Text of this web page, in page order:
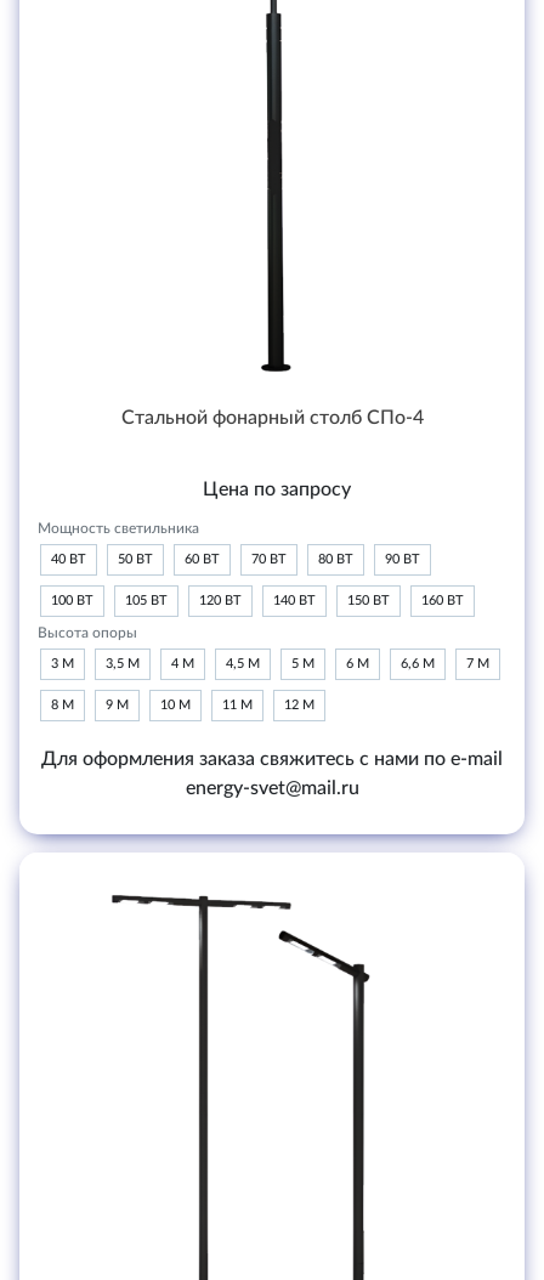
Стальной фонарный столб СПо-4
Цена по запросу
Мощность светильника
40 ВТ 50 ВТ 60 ВТ 70 ВТ 80 ВТ 90 ВТ
100 ВТ 105 ВТ 120 ВТ 140 ВТ 150 ВТ 160 ВТ
Высота опоры
3 М 3,5 М 4 М 4,5 М 5 М 6 М 6,6 М 7 М
8 М 9 М 10 М 11 М 12 М
Для оформления заказа свяжитесь с нами по e-mail
energy-svet@mail.ru